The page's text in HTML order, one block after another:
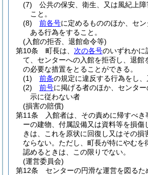
(7)
公共の保安、衛生、又は風紀上
こと。
(8)
前各号に定めるもののほか、セ
ある行為をすること。
(入館の拒否、退館命令等)
第10条
町長は、 次の各号のいずれかに
て、センターへの入館を拒否し、退館
の必要な措置をとることができる。
(1)
前条の規定に違反する行為をし
(2)
前号に掲げる者のほか、センタ
示に従わない者
(損害の賠償)
第11条
入館者は、その責めに帰すべ
ーの建物、付属設備又は資料等を損傷
きは、これを原状に回復し又はその損
ならない。 ただし、町長が特にやむを
認めるときは、この限りでない。
(運営委員会)
第12条
センターの円滑な運営を図る